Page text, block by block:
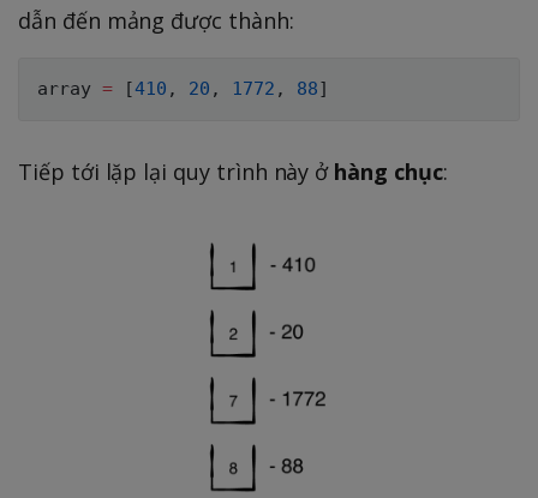
dẫn đến mảng được thành:
array = [410 , 20 , 1772 , 88]
Tiếp tới lặp lại quy trình này ở hàng chục: